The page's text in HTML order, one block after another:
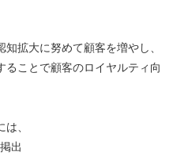
拡大に努めて顧客を増やし、
ることで顧客のロイヤルティ向
、
出